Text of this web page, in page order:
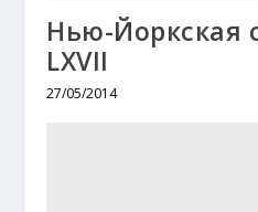
Нью-Йоркская
LXVII
27/05/2014